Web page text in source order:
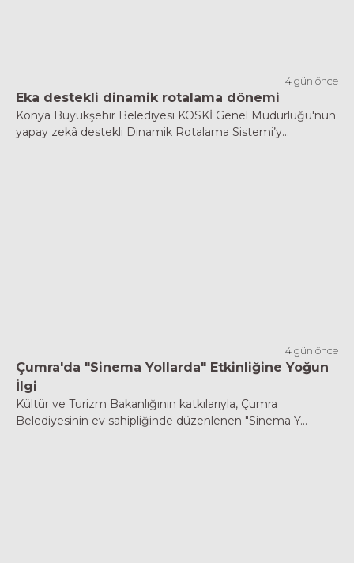
4 gün önce
Eka destekli dinamik rotalama dönemi
Konya Büyükşehir Belediyesi KOSKİ Genel Müdürlüğü'nün
yapay zekâ destekli Dinamik Rotalama Sistemi’y...
4 gün önce
Çumra'da "Sinema Yollarda" Etkinliğine Yoğun
İlgi
Kültür ve Turizm Bakanlığının katkılarıyla, Çumra
Belediyesinin ev sahipliğinde düzenlenen "Sinema Y...